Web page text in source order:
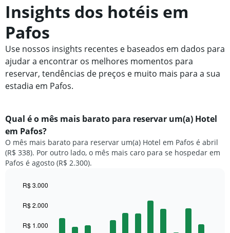
Insights dos hotéis em
Pafos
Use nossos insights recentes e baseados em dados para
ajudar a encontrar os melhores momentos para
reservar, tendências de preços e muito mais para a sua
estadia em Pafos.
Qual é o mês mais barato para reservar um(a) Hotel
em Pafos?
O mês mais barato para reservar um(a) Hotel em Pafos é abril
(R$ 338). Por outro lado, o mês mais caro para se hospedar em
Pafos é agosto (R$ 2.300).
chart
bars.
graphic.
R$ 1.000
R$ 2.000
R$ 3.000